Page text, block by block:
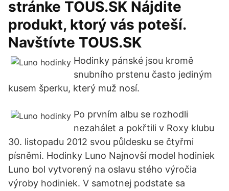
stránke TOUS.SK Nájdite
produkt, ktorý vás poteší.
Navštívte TOUS.SK
Hodinky pánské jsou kromě
snubního prstenu často jediným
kusem šperku, který muž nosí.
Po prvním albu se rozhodli
nezahálet a pokřtili v Roxy klubu
30. listopadu 2012 svou půldesku se čtyřmi
písněmi. Hodinky Luno Najnovší model hodiniek
Luno bol vytvorený na oslavu stého výročia
výroby hodiniek. V samotnej podstate sa